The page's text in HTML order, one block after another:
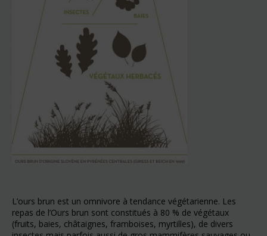
L’ours brun est un omnivore à tendance végétarienne. Les
repas de l’Ours brun sont constitués à 80 % de végétaux
(fruits, baies, châtaignes, framboises, myrtilles), de divers